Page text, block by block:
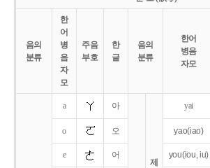
음의
분류
한
어
병
음
자
모
주음
부호
한
글
음의
분류
한어
병음
자모
a 아
제
yai
o 오 yao(iao)
e 어 you(iou,iu)